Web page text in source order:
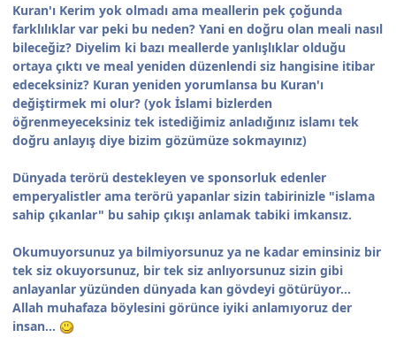
Kuran'ı Kerim yok olmadı ama meallerin pek çoğunda
farklılıklar var peki bu neden? Yani en doğru olan meali nasıl
bileceğiz? Diyelim ki bazı meallerde yanlışlıklar olduğu
ortaya çıktı ve meal yeniden düzenlendi siz hangisine itibar
edeceksiniz? Kuran yeniden yorumlansa bu Kuran'ı
değiştirmek mi olur? (yok İslami bizlerden
öğrenmeyeceksiniz tek istediğimiz anladığınız islamı tek
doğru anlayış diye bizim gözümüze sokmayınız)
Dünyada terörü destekleyen ve sponsorluk edenler
emperyalistler ama terörü yapanlar sizin tabirinizle "islama
sahip çıkanlar" bu sahip çıkışı anlamak tabiki imkansız.
Okumuyorsunuz ya bilmiyorsunuz ya ne kadar eminsiniz bir
tek siz okuyorsunuz, bir tek siz anlıyorsunuz sizin gibi
anlayanlar yüzünden dünyada kan gövdeyi götürüyor...
Allah muhafaza böylesini görünce iyiki anlamıyoruz der
insan...